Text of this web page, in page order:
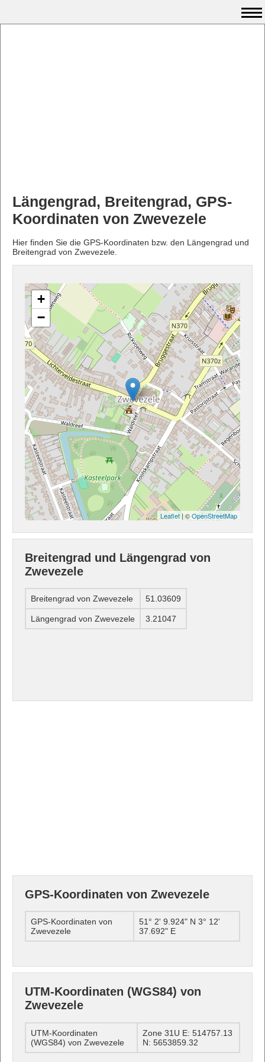
Längengrad, Breitengrad, GPS-
Koordinaten von Zwevezele
Hier finden Sie die GPS-Koordinaten bzw. den Längengrad und
Breitengrad von Zwevezele.
+
−
Leaflet | ©OpenStreetMap
Breitengrad und Längengrad von
Zwevezele
Breitengrad von Zwevezele 51.03609
Längengrad von Zwevezele 3.21047
GPS-Koordinaten von Zwevezele
GPS-Koordinaten von
Zwevezele
51° 2' 9.924" N 3° 12'
37.692" E
UTM-Koordinaten (WGS84) von
Zwevezele
UTM-Koordinaten
(WGS84) von Zwevezele
Zone 31U E: 514757.13
N: 5653859.32